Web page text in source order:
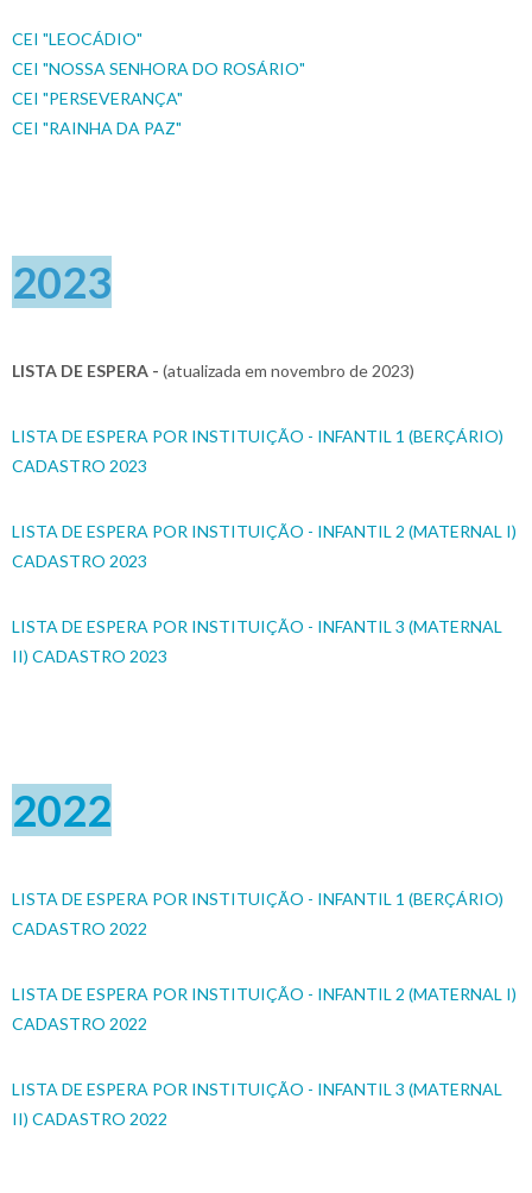
CEI "LEOCÁDIO"
CEI "NOSSA SENHORA DO ROSÁRIO"
CEI "PERSEVERANÇA"
CEI "RAINHA DA PAZ"
2023
LISTA DE ESPERA - (atualizada em novembro de 2023)
LISTA DE ESPERA POR INSTITUIÇÃO - INFANTIL 1 (BERÇÁRIO)
CADASTRO 2023
LISTA DE ESPERA POR INSTITUIÇÃO - INFANTIL 2 (MATERNAL I)
CADASTRO 2023
LISTA DE ESPERA POR INSTITUIÇÃO - INFANTIL 3 (MATERNAL
II) CADASTRO 2023
2022
LISTA DE ESPERA POR INSTITUIÇÃO - INFANTIL 1 (BERÇÁRIO)
CADASTRO 2022
LISTA DE ESPERA POR INSTITUIÇÃO - INFANTIL 2 (MATERNAL I)
CADASTRO 2022
LISTA DE ESPERA POR INSTITUIÇÃO - INFANTIL 3 (MATERNAL
II) CADASTRO 2022